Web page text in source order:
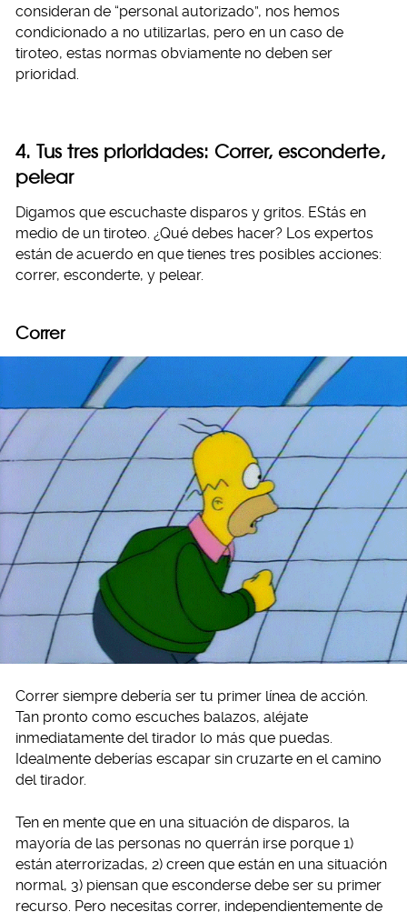
consideran de “personal autorizado”, nos hemos
condicionado a no utilizarlas, pero en un caso de
tiroteo, estas normas obviamente no deben ser
prioridad.
4. Tus tres prioridades: Correr, esconderte,
pelear
Digamos que escuchaste disparos y gritos. EStás en
medio de un tiroteo. ¿Qué debes hacer? Los expertos
están de acuerdo en que tienes tres posibles acciones:
correr, esconderte, y pelear.
Correr
Correr siempre debería ser tu primer línea de acción.
Tan pronto como escuches balazos, aléjate
inmediatamente del tirador lo más que puedas.
Idealmente deberías escapar sin cruzarte en el camino
del tirador.
Ten en mente que en una situación de disparos, la
mayoría de las personas no querrán irse porque 1)
están aterrorizadas, 2) creen que están en una situación
normal, 3) piensan que esconderse debe ser su primer
recurso. Pero necesitas correr, independientemente de